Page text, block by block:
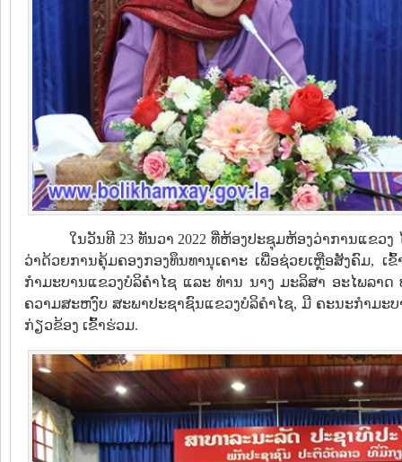
ໃນວັນທີ 23 ທັນວາ 2022 ທີ່ຫ້ອງປະຊຸມຫ້ອງວ່າການແຂວ
ວ່າດ້ວຍການຄຸ້ມຄອງກອງທຶນທານຸເຄາະ ເພື່ອຊ່ວຍເຫຼືອສັງຄົມ,
ກຳມະບານແຂວງບໍລິຄຳໄຊ ແລະ ທ່ານ ນາງ ມະລິສາ ອະໄພລາ
ຄວາມສະຫງົບ ສະພາປະຊາຊົນແຂວງບໍລິຄໍາໄຊ, ມີ ຄະນະກໍາມ
ກ່ຽວຂ້ອງ ເຂົ້າຮ່ວມ.